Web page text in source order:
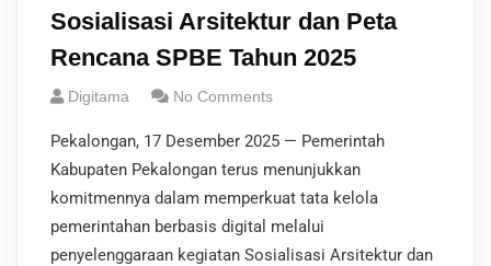
Sosialisasi Arsitektur dan Peta
Rencana SPBE Tahun 2025
Digitama No Comments
Pekalongan, 17 Desember 2025 — Pemerintah
Kabupaten Pekalongan terus menunjukkan
komitmennya dalam memperkuat tata kelola
pemerintahan berbasis digital melalui
penyelenggaraan kegiatan Sosialisasi Arsitektur dan